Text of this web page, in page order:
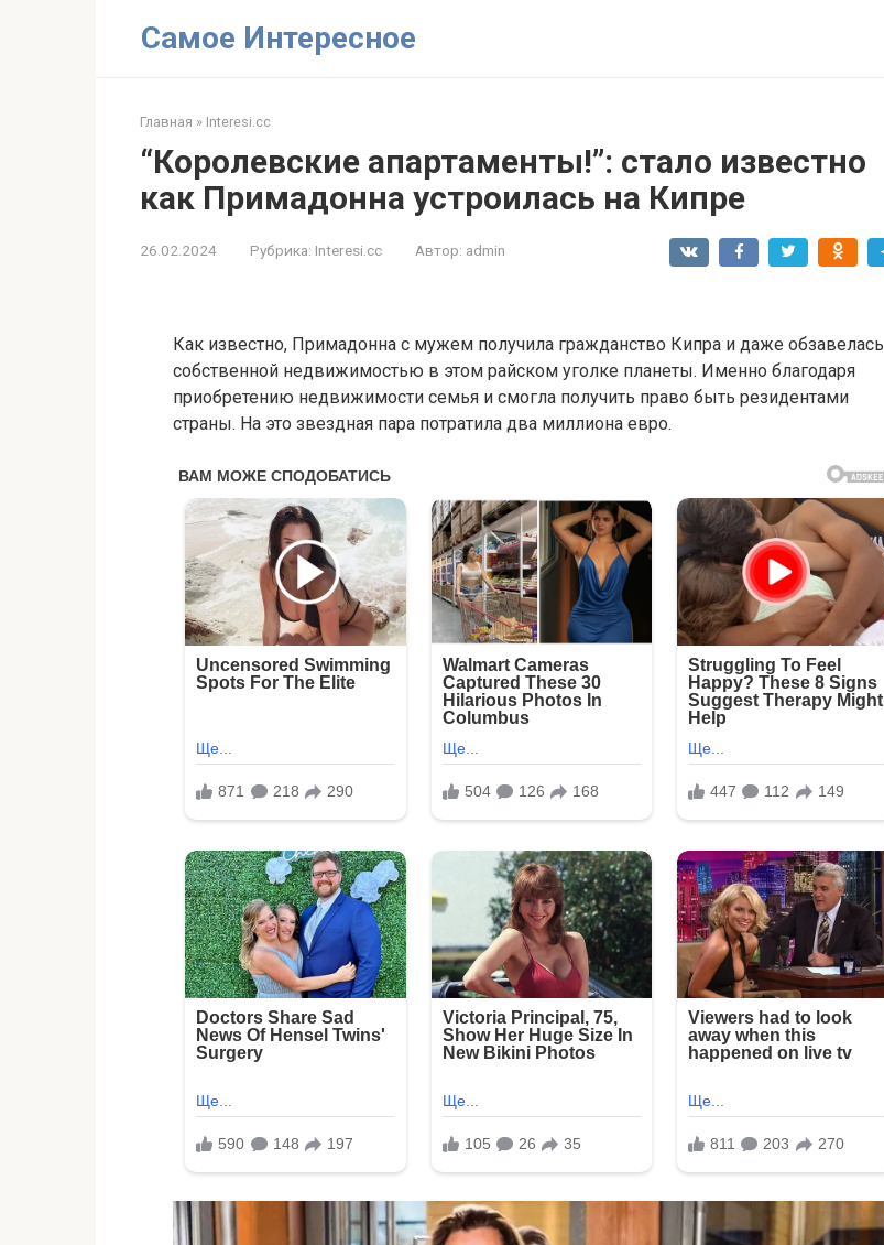
Самое Интересное
Главная » Interesi.cc
“Королевские апартаменты!”: стало известно
как Примадонна устроилась на Кипре
26.02.2024 Рубрика: Interesi.cc Автор: admin
Как известно, Примадонна с мужем получила гражданство Кипра и даже обзавелась
собственной недвижимостью в этом райском уголке планеты. Именно благодаря
приобретению недвижимости семья и смогла получить право быть резидентами
страны. На это звездная пара потратила два миллиона евро.